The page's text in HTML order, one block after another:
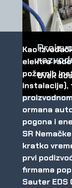
Uvek
Kao
elektro
požarnih
instalacije),
ormana
pogona i
SR
kratko
prvi
firmama
Sauter EDS